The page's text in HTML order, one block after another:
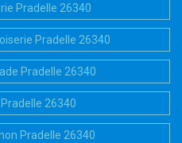
Pradelle 26340
Pradelle 26340
Pradelle 26340
26340
Pradelle 26340